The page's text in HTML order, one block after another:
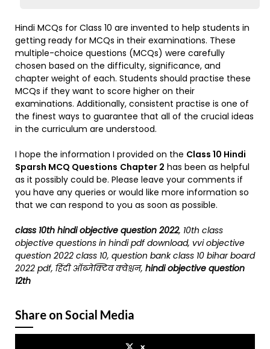
Hindi MCQs for Class 10 are invented to help students in
getting ready for MCQs in their examinations. These
multiple-choice questions (MCQs) were carefully
chosen based on the difficulty, significance, and
chapter weight of each. Students should practise these
MCQs if they want to score higher on their
examinations. Additionally, consistent practise is one of
the finest ways to guarantee that all of the crucial ideas
in the curriculum are understood.
I hope the information I provided on the Class 10 Hindi
Sparsh MCQ Questions Chapter 2 has been as helpful
as it possibly could be. Please leave your comments if
you have any queries or would like more information so
that we can respond to you as soon as possible.
class 10th hindi objective question 2022, 10th class
objective questions in hindi pdf download, vvi objective
question 2022 class 10, question bank class 10 bihar board
2022 pdf, हिंदी ऑब्जेक्टिव क्वेश्चन, hindi objective question
12th
Share on Social Media
x